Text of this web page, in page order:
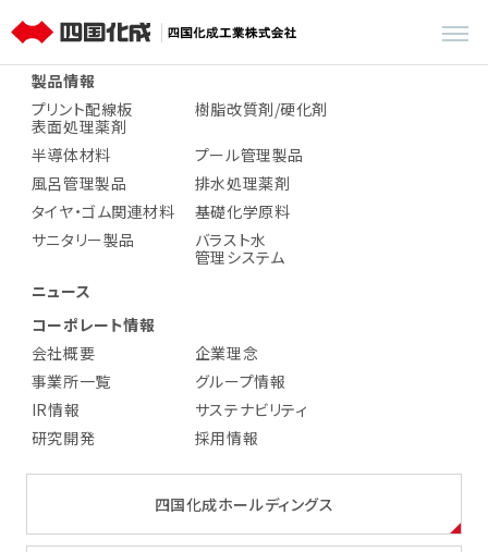
四国化成工業株式会社
製品情報
プリント配線板
表面処理薬剤
樹脂改質剤/硬化剤
半導体材料
プール管理製品
風呂管理製品
排水処理薬剤
タイヤ・ゴム関連材料
基礎化学原料
サニタリー製品
バラスト水
管理システム
ニュース
コーポレート情報
会社概要
企業理念
事業所一覧
グループ情報
IR情報
サステナビリティ
研究開発
採用情報
四国化成ホールディングス